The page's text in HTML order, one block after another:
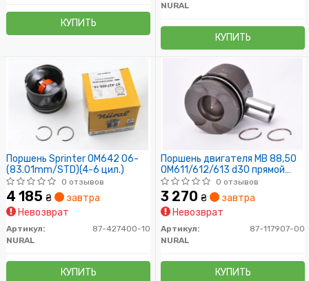
КУПИТЬ
NURAL
КУПИТЬ
Поршень Sprinter OM642 06-
(83.01mm/STD)(4-6 цил.)
0 отзывов
4 185 ₴
завтра
Невозврат
Артикул:
87-427400-10
NURAL
КУПИТЬ
Поршень двигателя MB 88,50
OM611/612/613 d30 прямой
шатун (пр-во NURAL)
0 отзывов
3 270 ₴
завтра
Невозврат
Артикул:
87-117907-00
NURAL
КУПИТЬ